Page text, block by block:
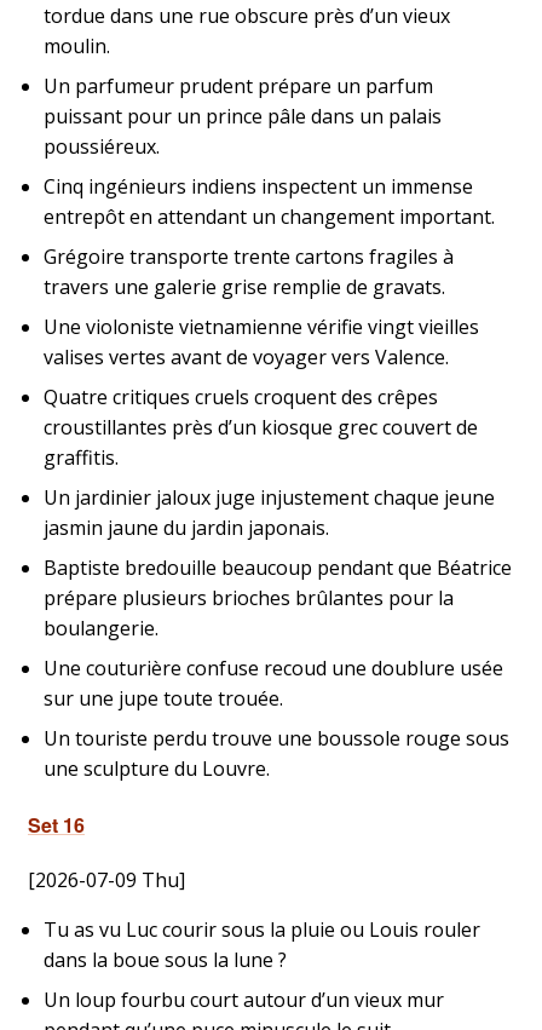
tordue dans une rue obscure près d’un vieux
moulin.
Un parfumeur prudent prépare un parfum
puissant pour un prince pâle dans un palais
poussiéreux.
Cinq ingénieurs indiens inspectent un immense
entrepôt en attendant un changement important.
Grégoire transporte trente cartons fragiles à
travers une galerie grise remplie de gravats.
Une violoniste vietnamienne vérifie vingt vieilles
valises vertes avant de voyager vers Valence.
Quatre critiques cruels croquent des crêpes
croustillantes près d’un kiosque grec couvert de
graffitis.
Un jardinier jaloux juge injustement chaque jeune
jasmin jaune du jardin japonais.
Baptiste bredouille beaucoup pendant que Béatrice
prépare plusieurs brioches brûlantes pour la
boulangerie.
Une couturière confuse recoud une doublure usée
sur une jupe toute trouée.
Un touriste perdu trouve une boussole rouge sous
une sculpture du Louvre.
Set 16
[2026-07-09 Thu]
Tu as vu Luc courir sous la pluie ou Louis rouler
dans la boue sous la lune ?
Un loup fourbu court autour d’un vieux mur